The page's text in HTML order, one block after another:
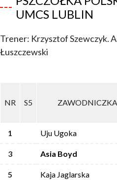
UMCS LUBLIN
Trener: Krzysztof Szewczyk.
Łuszczewski
NR S5 ZAWODNICZKA
1 Uju Ugoka
3 Asia Boyd
5 Kaja Jaglarska
NR S5 ZAWODNICZKA
1 Uju Ugoka
3 Asia Boyd
5 Kaja Jaglarska